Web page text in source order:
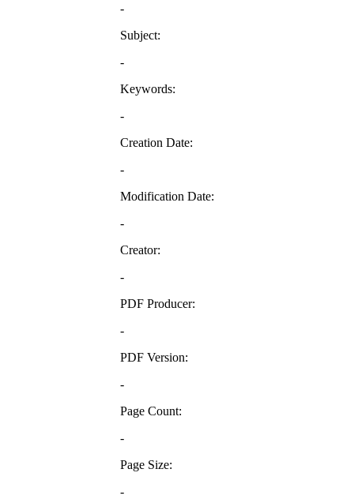
-
Subject:
-
Keywords:
-
Creation Date:
-
Modification Date:
-
Creator:
-
PDF Producer:
-
PDF Version:
-
Page Count:
-
Page Size:
-